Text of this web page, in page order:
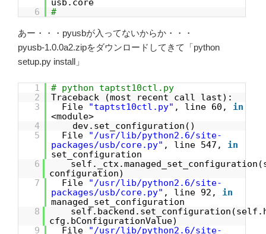
usb.core
6
#
あー・・・pyusbが入ってないからか・・・
pyusb-1.0.0a2.zipをダウンロードしてきて「python
setup.py install」
1
# python taptst10ctl.py
2
Traceback (most recent call last):
3
File "taptst10ctl.py" , line 60, in
<module>
4
dev.set_configuration()
5
File
"/usr/lib/python2.6/site-
packages/usb/core.py" , line 547, in
set_configuration
6
configuration)
7
File
"/usr/lib/python2.6/site-
packages/usb/core.py" , line 92, in
managed_set_configuration
8
cfg.bConfigurationValue)
9
File
"/usr/lib/python2.6/site-